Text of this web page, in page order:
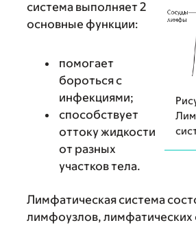
система выполняет 2
основные функции:
помогает
бороться с
инфекциями;
способствует
оттоку жидкости
от разных
участков тела.
Лимфатическая система
лимфоузлов, лимфатических